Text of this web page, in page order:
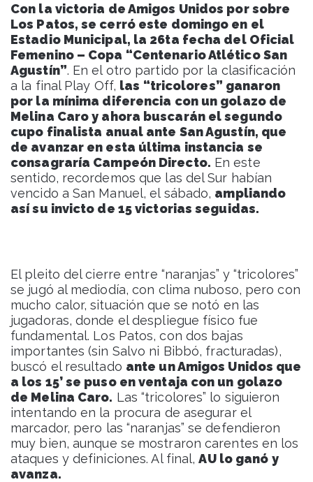
Con la victoria de Amigos Unidos por sobre
Los Patos, se cerró este domingo en el
Estadio Municipal, la 26ta fecha del Oficial
Femenino – Copa “Centenario Atlético San
Agustín”. En el otro partido por la clasificación
a la final Play Off, las “tricolores” ganaron
por la mínima diferencia con un golazo de
Melina Caro y ahora buscarán el segundo
cupo finalista anual ante San Agustín, que
de avanzar en esta última instancia se
consagraría Campeón Directo. En este
sentido, recordemos que las del Sur habían
vencido a San Manuel, el sábado, ampliando
así su invicto de 15 victorias seguidas.
El pleito del cierre entre “naranjas” y “tricolores”
se jugó al mediodía, con clima nuboso, pero con
mucho calor, situación que se notó en las
jugadoras, donde el despliegue físico fue
fundamental. Los Patos, con dos bajas
importantes (sin Salvo ni Bibbó, fracturadas),
buscó el resultado ante un Amigos Unidos que
a los 15’ se puso en ventaja con un golazo
de Melina Caro. Las “tricolores” lo siguieron
intentando en la procura de asegurar el
marcador, pero las “naranjas” se defendieron
muy bien, aunque se mostraron carentes en los
ataques y definiciones. Al final,AU lo ganó y
avanza.